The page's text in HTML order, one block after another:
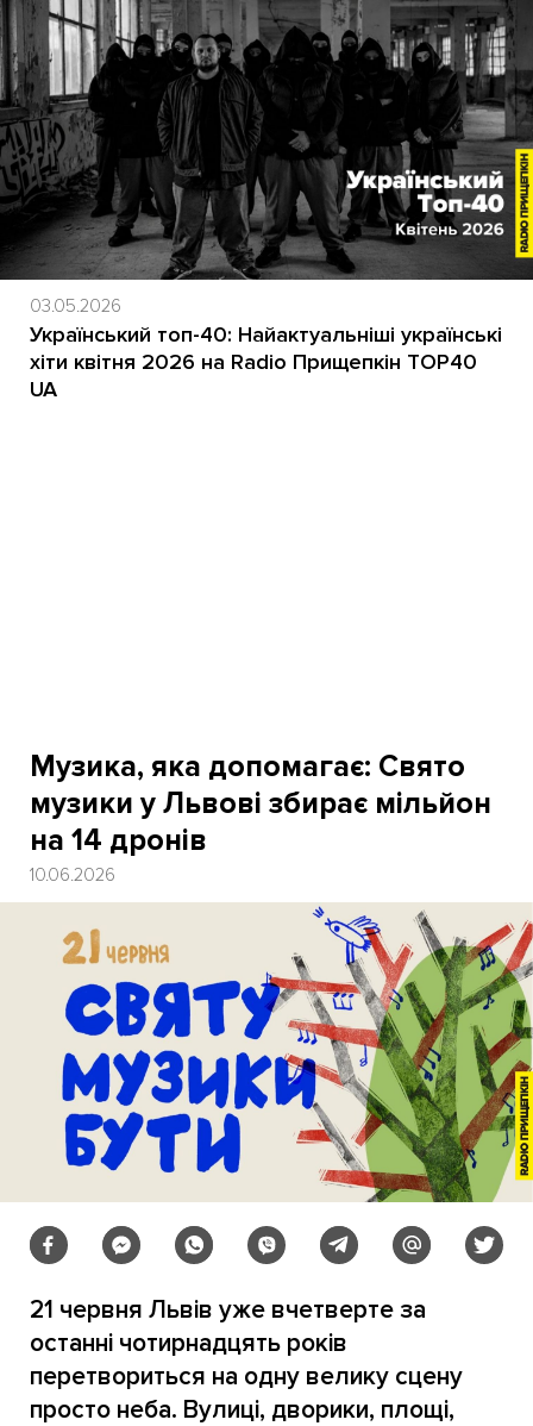
03.05.2026
Український топ-40: Найактуальніші українські
хіти квітня 2026 на Radio Прищепкін TOP40
UA
Музика, яка допомагає: Свято
музики у Львові збирає мільйон
на 14 дронів
10.06.2026
21 червня Львів уже вчетверте за
останні чотирнадцять років
перетвориться на одну велику сцену
просто неба. Вулиці, дворики, площі,